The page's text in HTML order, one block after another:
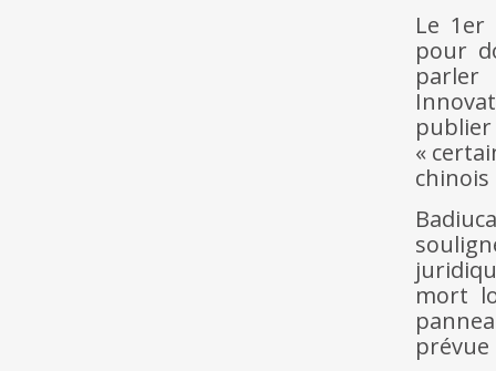
Le 1er
pour
parler
publier
«
mort
prévue